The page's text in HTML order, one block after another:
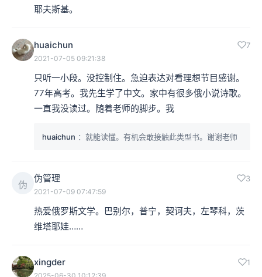
耶夫斯基。
huaichun 7
2021-07-05 09:21:38
只听一小段。没控制住。急迫表达对看理想节目感谢。
77年高考。我先生学了中文。家中有很多俄小说诗歌。
一直我没读过。随着老师的脚步。我
huaichun ：就能读懂。有机会敢接触此类型书。谢谢老师
伪
伪管理 3
2021-07-09 07:47:59
热爱俄罗斯文学。巴别尔，普宁，契诃夫，左琴科，茨
维塔耶娃……
xingder 1
2025-06-30 10:12:39